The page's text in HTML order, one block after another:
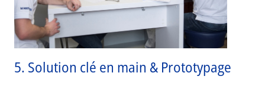
5. Solution clé en main & Prototypage